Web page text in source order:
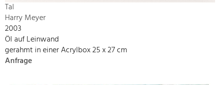
Tal
Harry Meyer
2003
Öl auf Leinwand
gerahmt in einer Acrylbox 25 x 27 cm
Anfrage